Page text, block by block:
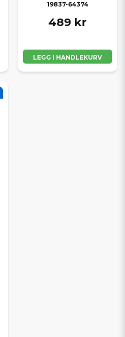
19837-64374
489 kr
LEGG I HANDLEKURV